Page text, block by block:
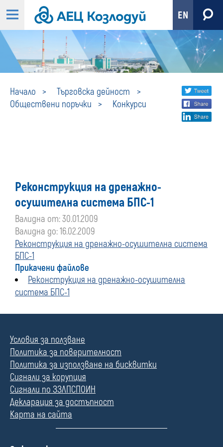
EN
Начало
Търговска дейност
Обществени поръчки
Конкурси
Конкурси
Share
social
Реконструкция на дренажно-
осушителна система БПС-1
Валидна от: 30.01.2009
Валидна до: 16.02.2009
Реконструкция на дренажно-осушителна система
БПС-1
Прикачени файлове
Реконструкция на дренажно-осушителна
система БПС-1
Условия за ползване
Политика за поверителност
Политика за използване на бисквитки
Сигнали за корупция
Сигнали по ЗЗЛПСПОИН
Декларация за достъпност
Карта на сайта